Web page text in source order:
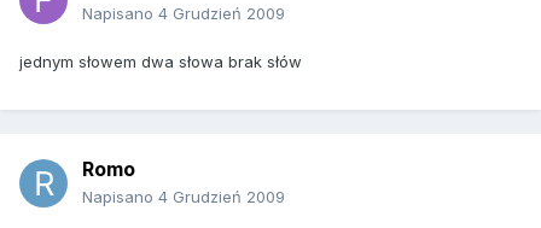
Napisano 4 Grudzień 2009
jednym słowem dwa słowa brak słów
Romo
Napisano 4 Grudzień 2009